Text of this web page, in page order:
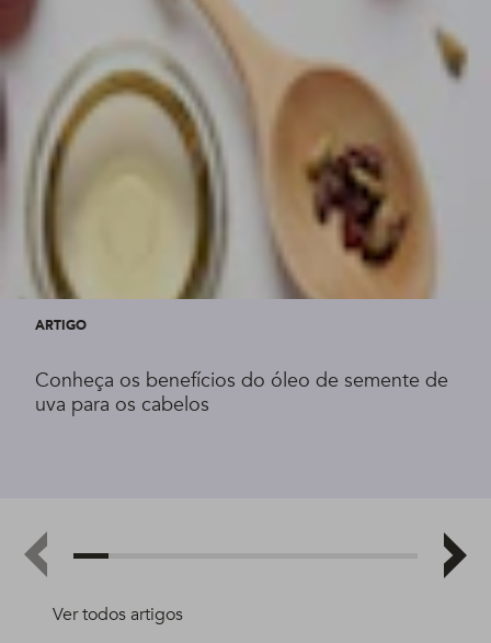
Ver todos artigos
ARTIGO
Conheça os benefícios do óleo de semente de
uva para os cabelos